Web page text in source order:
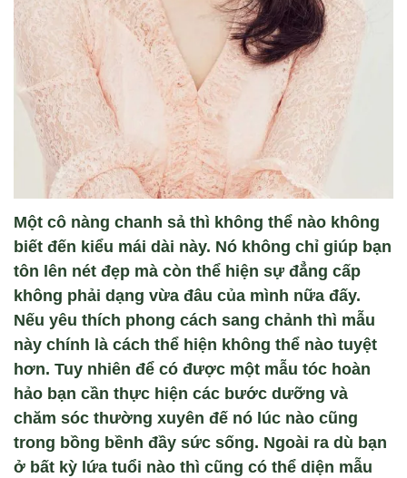
Một cô nàng chanh sả thì không thể nào không
biết đến kiểu mái dài này. Nó không chỉ giúp bạn
tôn lên nét đẹp mà còn thể hiện sự đẳng cấp
không phải dạng vừa đâu của mình nữa đấy.
Nếu yêu thích phong cách sang chảnh thì mẫu
này chính là cách thể hiện không thể nào tuyệt
hơn. Tuy nhiên để có được một mẫu tóc hoàn
hảo bạn cần thực hiện các bước dưỡng và
chăm sóc thường xuyên đế nó lúc nào cũng
trong bồng bềnh đầy sức sống. Ngoài ra dù bạn
ở bất kỳ lứa tuổi nào thì cũng có thể diện mẫu